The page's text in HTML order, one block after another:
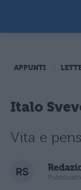
APPUNTI
Italo
Vita e